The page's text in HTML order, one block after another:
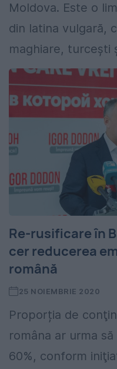
Moldova. Este o
din latina vulgară,
maghiare, turcești
Re-rusificare în
cer reducerea
română
25 NOIEMBRIE 2020
Proporția de
româna ar urma
60%, conform